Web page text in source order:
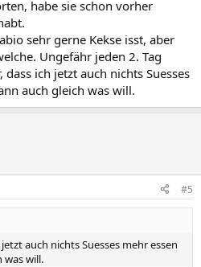
habe sie schon vorher
sehr gerne Kekse isst, aber
Ungefähr jeden 2. Tag
ich jetzt auch nichts Suesses
auch gleich was will.
#5
auch nichts Suesses mehr essen
was will.